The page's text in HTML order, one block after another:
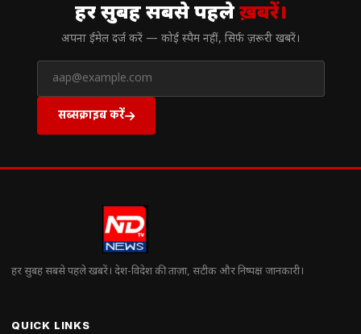
हर सुबह सबसे पहलेख़बरें।
अपना ईमेल दर्ज करें — कोई स्पैम नहीं, सिर्फ ज़रूरी खबरें।
सब्सक्राइब करें
हर सुबह सबसे पहले खबरें। देश-विदेश की ताज़ा, सटीक और निष्पक्ष जानकारी।
QUICK LINKS